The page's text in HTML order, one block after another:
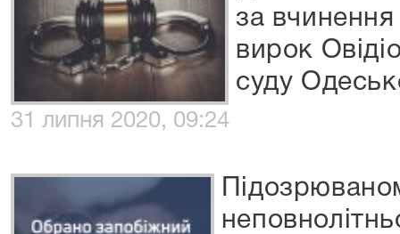
за
вирок
суду
31 липня 2020, 09:24